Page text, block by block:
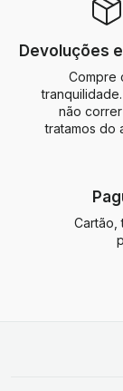
Devoluções
Compre
não correr
tratamos do
Cartão,